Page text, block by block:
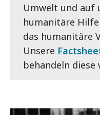
Umwelt und auf
humanitäre
das humanitäre
Unsere
behandeln